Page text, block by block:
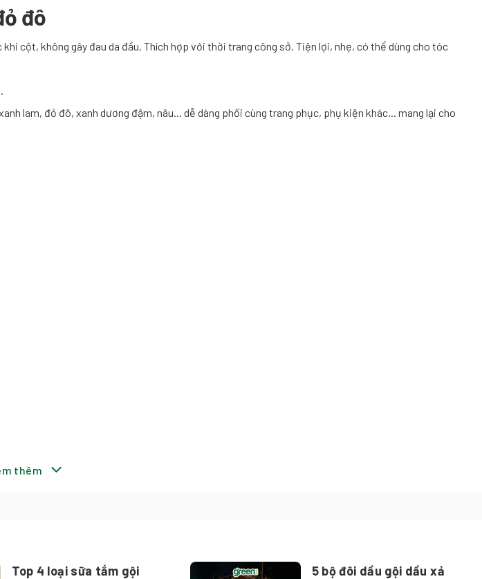
đô
cột, không gây đau da đầu. Thích hợp với thời trang công sở. Tiện lợi, nhẹ, có thể dùng cho tóc
lam, đỏ đô, xanh dương đậm, nâu... dễ dàng phối cùng trang phục, phụ kiện khác... mang lại cho
thêm
Top 4 loại sữa tắm gội
5 bộ đôi dầu gội dầu xả